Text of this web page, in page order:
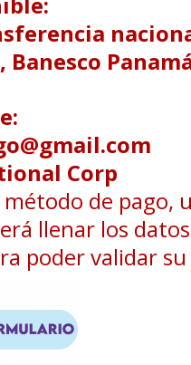
Corp
de pago,
llenar los
poder validar